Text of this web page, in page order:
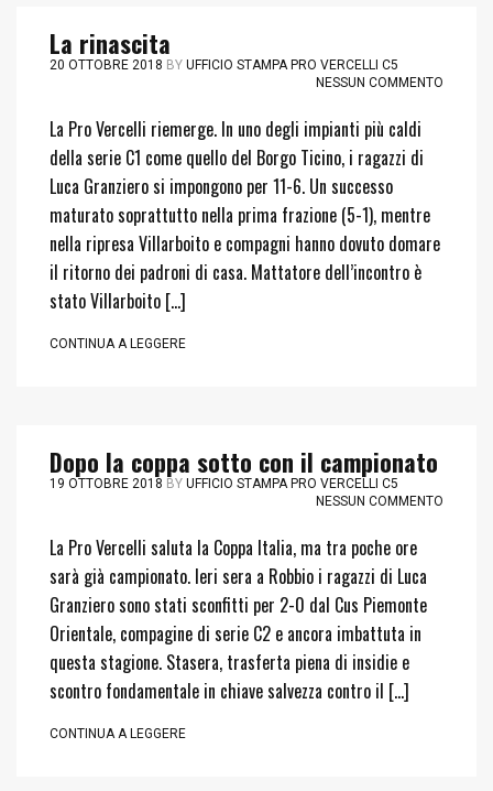
La rinascita
20 OTTOBRE 2018 BY UFFICIO STAMPA PRO VERCELLI C5
NESSUN COMMENTO
La Pro Vercelli riemerge. In uno degli impianti più caldi
della serie C1 come quello del Borgo Ticino, i ragazzi di
Luca Granziero si impongono per 11-6. Un successo
maturato soprattutto nella prima frazione (5-1), mentre
nella ripresa Villarboito e compagni hanno dovuto domare
il ritorno dei padroni di casa. Mattatore dell’incontro è
stato Villarboito […]
CONTINUA A LEGGERE
Dopo la coppa sotto con il campionato
19 OTTOBRE 2018 BY UFFICIO STAMPA PRO VERCELLI C5
NESSUN COMMENTO
La Pro Vercelli saluta la Coppa Italia, ma tra poche ore
sarà già campionato. Ieri sera a Robbio i ragazzi di Luca
Granziero sono stati sconfitti per 2-0 dal Cus Piemonte
Orientale, compagine di serie C2 e ancora imbattuta in
questa stagione. Stasera, trasferta piena di insidie e
scontro fondamentale in chiave salvezza contro il […]
CONTINUA A LEGGERE